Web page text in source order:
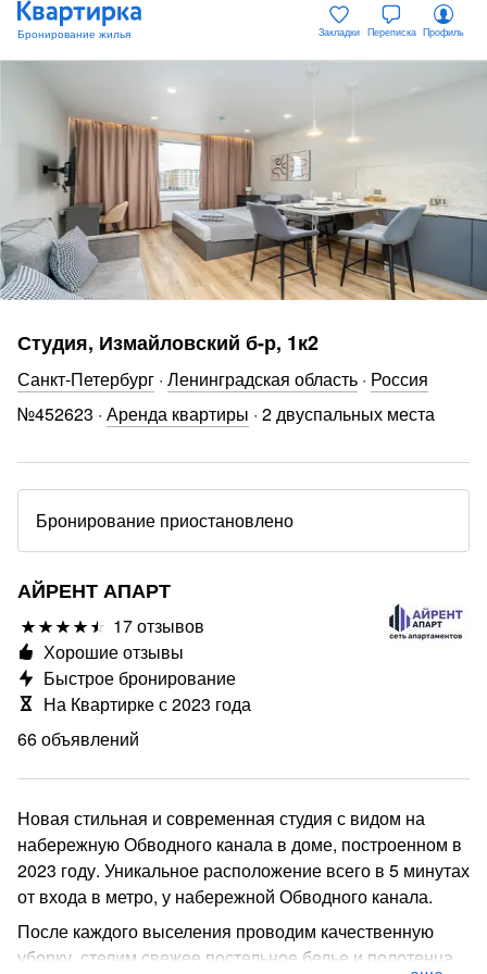
Закладки Переписка Профиль
Студия, Измайловский б-р, 1к2
Санкт-Петербург · Ленинградская область · Россия
№452623 · Аренда квартиры · 2 двуспальных места
Бронирование приостановлено
АЙРЕНТ АПАРТ
17 отзывов
66 объявлений
Хорошие отзывы
Быстрое бронирование
На Квартирке с 2023 года
Новая стильная и современная студия с видом на
набережную Обводного канала в доме, построенном в
2023 году. Уникальное расположение всего в 5 минутах
от входа в метро, у набережной Обводного канала.
После каждого выселения проводим качественную
уборку, стелим свежее постельное белье и полотенца.